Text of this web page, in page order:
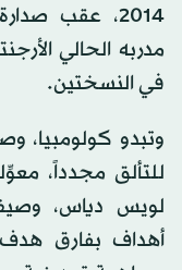
2014، عقب
مدربه الحالي
في النسختين.
للتألق مجدداً،